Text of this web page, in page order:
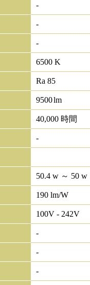
-
-
-
6500 K
Ra 85
9500lm
40,000 時間
-
50.4 w ～ 50 w
190 lm/W
100V - 242V
-
-
-